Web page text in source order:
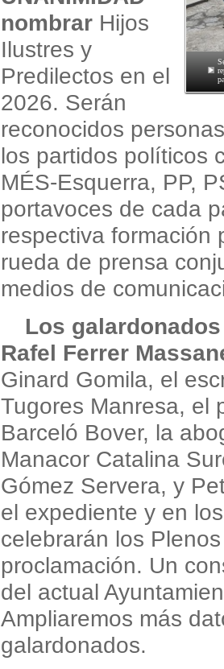
nombrar Hijos
Ilustres y
Predilectos en el
2026. Serán
reconocidos
los partidos políticos
MÉS-Esquerra, PP,
portavoces de cada
respectiva formación
rueda de prensa
medios de
Los
Rafel Ferrer
Ginard Gomila, el
Tugores Manresa, el
Barceló Bover, la
Manacor Catalina
Gómez Servera, y
el expediente y en
celebrarán los
proclamación. Un
del actual
Ampliaremos más
galardonados.